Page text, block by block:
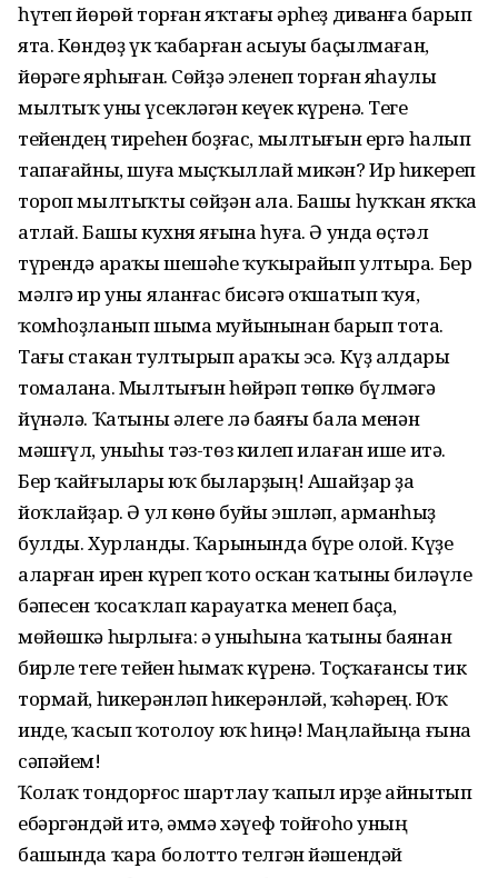
һүтеп йөрөй торған яҡтағы әрһеҙ диванға барып
ята. Көндөҙ үк ҡабарған асыуы баҫылмаған,
йөрәге ярһыған. Сөйҙә эленеп торған яһаулы
мылтыҡ уны үсекләгән кеүек күренә. Теге
тейендең тиреһен боҙғас, мылтығын ергә һалып
тапағайны, шуға мыҫҡыллай микән? Ир һикереп
тороп мылтыҡты сөйҙән ала. Башы һуҡҡан яҡҡа
атлай. Башы кухня яғына һуға. Ә унда өҫтәл
түрендә араҡы шешәһе ҡуҡырайып ултыра. Бер
мәлгә ир уны яланғас бисәгә оҡшатып ҡуя,
ҡомһоҙланып шыма муйынынан барып тота.
Тағы стакан тултырып араҡы эсә. Күҙ алдары
томалана. Мылтығын һөйрәп төпкө бүлмәгә
йүнәлә. Ҡатыны әлеге лә баяғы бала менән
мәшғүл, уныһы тәз-төз килеп илаған ише итә.
Бер ҡайғылары юҡ быларҙың! Ашайҙар ҙа
йоҡлайҙар. Ә ул көнө буйы эшләп, арманһыҙ
булды. Хурланды. Ҡарынында бүре олой. Күҙе
аларған ирен күреп ҡото осҡан ҡатыны биләүле
бәпесен ҡосаҡлап карауатка менеп баҫа,
мөйөшкә һырлыға: ә уныһына ҡатыны баянан
бирле теге тейен һымаҡ күренә. Тоҫҡағансы тик
тормай, һикерәнләп һикерәнләй, ҡәһәрең. Юҡ
инде, ҡасып ҡотолоу юҡ һиңә! Маңлайыңа ғына
сәпәйем!
Ҡолаҡ тондорғос шартлау ҡапыл ирҙе айнытып
ебәргәндәй итә, әммә хәүеф тойғоһо уның
башында ҡара болотто телгән йәшендәй